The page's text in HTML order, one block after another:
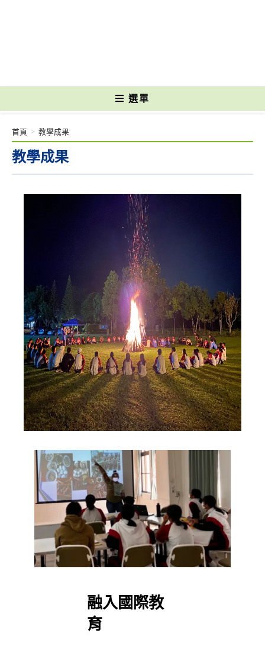
選單
教學成果
首頁 > 教學成果
融入國際教
育